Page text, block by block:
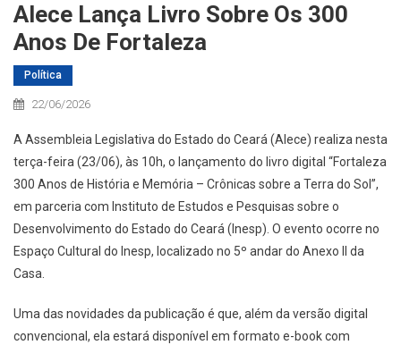
Alece Lança Livro Sobre Os 300
Anos De Fortaleza
Política
22/06/2026
A Assembleia Legislativa do Estado do Ceará (Alece) realiza nesta
terça-feira (23/06), às 10h, o lançamento do livro digital “Fortaleza
300 Anos de História e Memória – Crônicas sobre a Terra do Sol”,
em parceria com Instituto de Estudos e Pesquisas sobre o
Desenvolvimento do Estado do Ceará (Inesp). O evento ocorre no
Espaço Cultural do Inesp, localizado no 5º andar do Anexo II da
Casa.
Uma das novidades da publicação é que, além da versão digital
convencional, ela estará disponível em formato e-book com